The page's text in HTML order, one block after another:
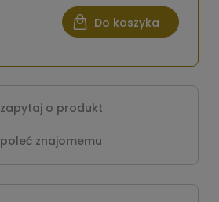
Do koszyka
zapytaj o produkt
poleć znajomemu